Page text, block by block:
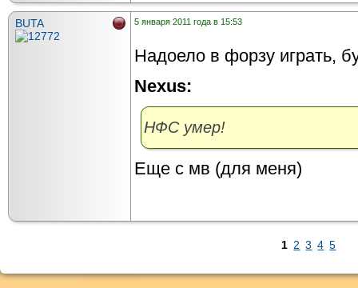
BUTA 5 января 2011 года в 15:53
Надоело в форзу играть,
Nexus:
НФС умер!
Еще с мв (для меня)
1 2 3 4 5